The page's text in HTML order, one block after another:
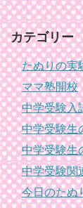
カテゴリー
たぬりの実
ママ塾開校
中学受験入
中学受験生
中学受験生
中学受験関
今日のたぬ